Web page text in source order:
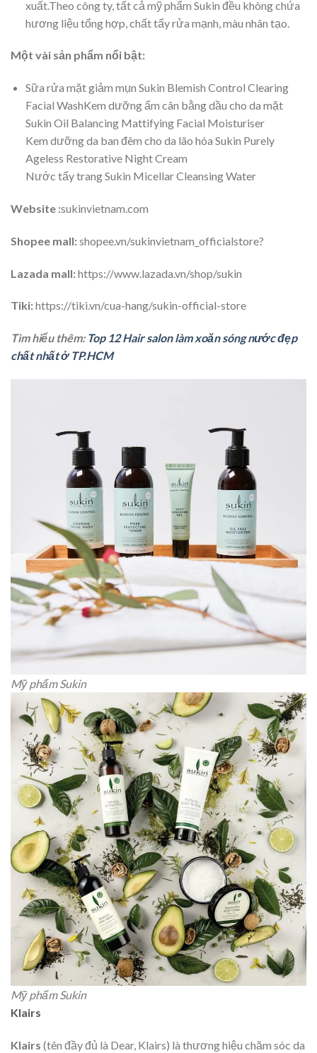
xuất.Theo công ty, tất cả mỹ phẩm Sukin đều không chứa
hương liệu tổng hợp, chất tẩy rửa mạnh, màu nhân tạo.
Một vài sản phẩm nổi bật:
Sữa rửa mặt giảm mụn Sukin Blemish Control Clearing
Facial WashKem dưỡng ẩm cân bằng dầu cho da mặt
Sukin Oil Balancing Mattifying Facial Moisturiser
Kem dưỡng da ban đêm cho da lão hóa Sukin Purely
Ageless Restorative Night Cream
Nước tẩy trang Sukin Micellar Cleansing Water
Website :sukinvietnam.com
Shopee mall:shopee.vn/sukinvietnam_officialstore?
Lazada mall:https://www.lazada.vn/shop/sukin
Tiki:https://tiki.vn/cua-hang/sukin-official-store
Tìm hiểu thêm: Top 12 Hair salon làm xoăn sóng nước đẹp
chất nhất ở TP.HCM
Mỹ phẩm Sukin
Mỹ phẩm Sukin
Klairs
Klairs (tên đầy đủ là Dear, Klairs) là thương hiệu chăm sóc da